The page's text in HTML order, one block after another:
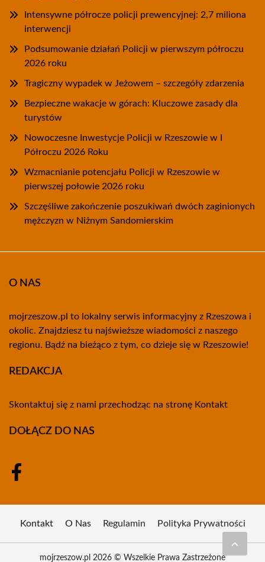
Intensywne półrocze policji prewencyjnej: 2,7 miliona
interwencji
Podsumowanie działań Policji w pierwszym półroczu
2026 roku
Tragiczny wypadek w Jeżowem – szczegóły zdarzenia
Bezpieczne wakacje w górach: Kluczowe zasady dla
turystów
Nowoczesne Inwestycje Policji w Rzeszowie w I
Półroczu 2026 Roku
Wzmacnianie potencjału Policji w Rzeszowie w
pierwszej połowie 2026 roku
Szczęśliwe zakończenie poszukiwań dwóch zaginionych
mężczyzn w Niżnym Sandomierskim
O NAS
mojrzeszow.pl to lokalny serwis informacyjny z Rzeszowa i
okolic. Znajdziesz tu najświeższe wiadomości z naszego
regionu. Bądź na bieżąco z tym, co dzieje się w Rzeszowie!
REDAKCJA
Skontaktuj się z nami przechodząc na stronę Kontakt
DOŁĄCZ DO NAS
Kontakt O Nas Regulamin Polityka Prywatności
mojrzeszow.pl 2026 © Wszelkie Prawa Zastrzeżone